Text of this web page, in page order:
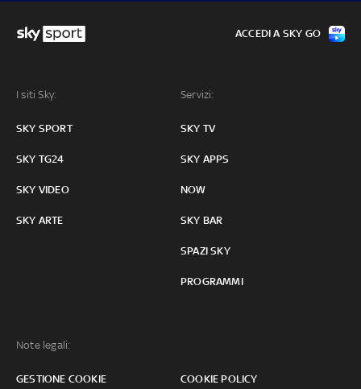
I siti Sky:
SKY SPORT
SKY TG24
SKY VIDEO
SKY ARTE
Servizi:
SKY TV
SKY APPS
NOW
SKY BAR
SPAZI SKY
PROGRAMMI
Note legali:
GESTIONE COOKIE COOKIE POLICY
ACCEDI A SKY GO